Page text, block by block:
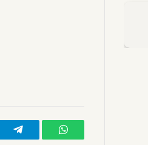
Telegram WhatsApp